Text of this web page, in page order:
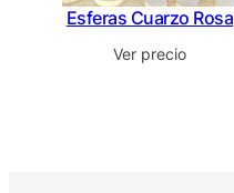
Esferas Cuarzo Rosa
Ver precio